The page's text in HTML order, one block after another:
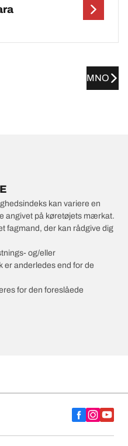
MNO
kan variere en
angivet på køretøjets mærkat.
fagmand, der kan rådgive dig
og/eller
er anderledes end for de
for den foreslåede